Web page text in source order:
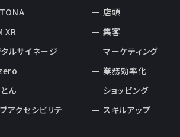
XR
ルサイネージ
ん
アクセシビリテ
店頭
集客
マーケティング
業務効率化
ショッピング
スキルアップ